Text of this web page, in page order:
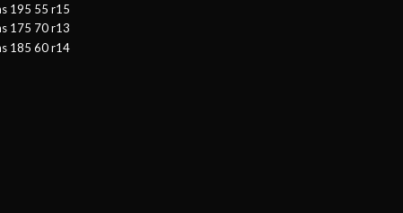
195 55 r15
175 70 r13
185 60 r14